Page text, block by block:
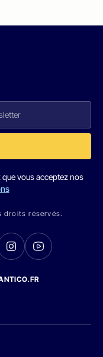
vous acceptez nos
droits réservés.